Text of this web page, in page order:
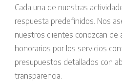
Cada una de nuestras
respuesta predefinidos. Nos
nuestros clientes conozcan de
honorarios por los servicios
presupuestos detallados con
transparencia.